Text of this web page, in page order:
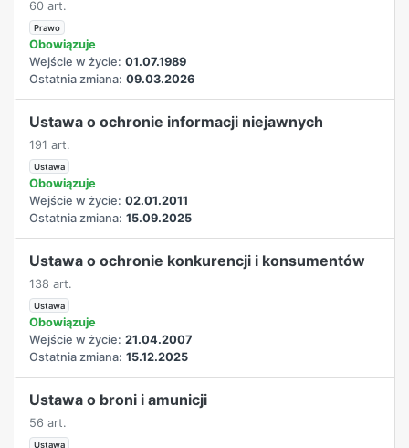
60 art.
Prawo
Obowiązuje
Wejście w życie: 01.07.1989
Ostatnia zmiana: 09.03.2026
Ustawa o ochronie informacji niejawnych
191 art.
Ustawa
Obowiązuje
Wejście w życie: 02.01.2011
Ostatnia zmiana: 15.09.2025
Ustawa o ochronie konkurencji i konsumentów
138 art.
Ustawa
Obowiązuje
Wejście w życie: 21.04.2007
Ostatnia zmiana: 15.12.2025
Ustawa o broni i amunicji
56 art.
Ustawa